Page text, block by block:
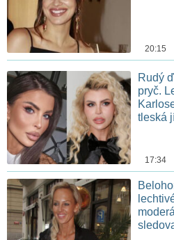
20:15
Rudý
pryč.
tleská
17:34